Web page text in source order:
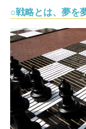
○戦略とは、夢を